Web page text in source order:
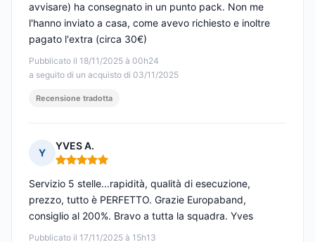
Pubblicato il 18/11/2025 à 00h24
a seguito di un acquisto di 03/11/2025
avvisare) ha consegnato in un punto pack. Non me
l'hanno inviato a casa, come avevo richiesto e inoltre
pagato l'extra (circa 30€)
Recensione tradotta
Y
YVES A.
Nota: 5 su 5
Pubblicato il 17/11/2025 à 15h13
Servizio 5 stelle...rapidità, qualità di esecuzione,
prezzo, tutto è PERFETTO. Grazie Europaband,
consiglio al 200%. Bravo a tutta la squadra. Yves